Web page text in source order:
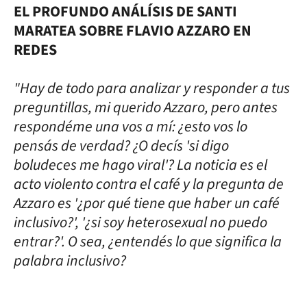
EL PROFUNDO ANÁLÍSIS DE SANTI
MARATEA SOBRE FLAVIO AZZARO EN
REDES
"Hay de todo para analizar y responder a tus
preguntillas, mi querido Azzaro, pero antes
respondéme una vos a mí: ¿esto vos lo
pensás de verdad? ¿O decís 'si digo
boludeces me hago viral'? La noticia es el
acto violento contra el café y la pregunta de
Azzaro es '¿por qué tiene que haber un café
inclusivo?', '¿si soy heterosexual no puedo
entrar?'. O sea, ¿entendés lo que significa la
palabra inclusivo?